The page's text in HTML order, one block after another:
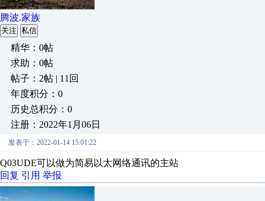
腾波.家族
关注 私信
精华：0帖
求助：0帖
帖子：2帖 | 11回
年度积分：0
历史总积分：0
注册：2022年1月06日
发表于：2022-01-14 15:01:22
Q03UDE可以做为简易以太网络通讯的主站
回复 引用 举报